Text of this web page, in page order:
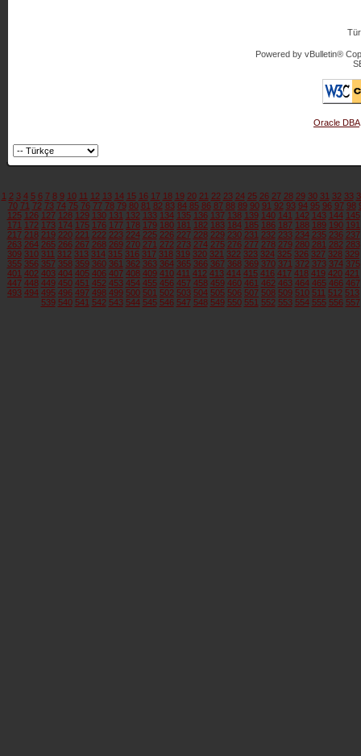
Powered by vBulletin®
Oracle DBA
1 2 3 4 5 6 7 8 9 10 11 12 13 14 15 16 17 18 19 20 21 22 23 24 25 26 27 28 29 30 31 32 33
70 71 72 73 74 75 76 77 78 79 80 81 82 83 84 85 86 87 88 89 90 91 92 93 94 95 96 97 98
125 126 127 128 129 130 131 132 133 134 135 136 137 138 139 140 141 142 143 144 145
171 172 173 174 175 176 177 178 179 180 181 182 183 184 185 186 187 188 189 190 191
217 218 219 220 221 222 223 224 225 226 227 228 229 230 231 232 233 234 235 236 237
263 264 265 266 267 268 269 270 271 272 273 274 275 276 277 278 279 280 281 282 283
309 310 311 312 313 314 315 316 317 318 319 320 321 322 323 324 325 326 327 328 329
355 356 357 358 359 360 361 362 363 364 365 366 367 368 369 370 371 372 373 374 375
401 402 403 404 405 406 407 408 409 410 411 412 413 414 415 416 417 418 419 420 421
447 448 449 450 451 452 453 454 455 456 457 458 459 460 461 462 463 464 465 466 467
493 494 495 496 497 498 499 500 501 502 503 504 505 506 507 508 509 510 511 512 513
539 540 541 542 543 544 545 546 547 548 549 550 551 552 553 554 555 556 557